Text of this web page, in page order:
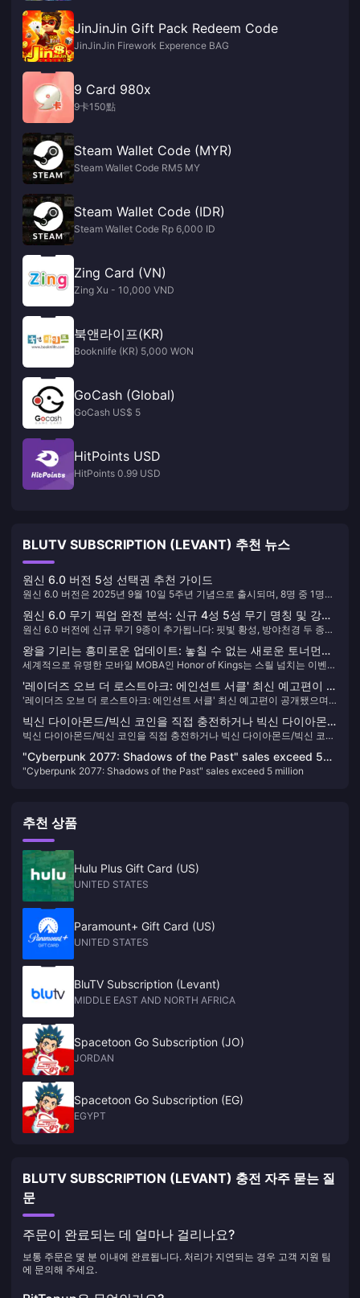
JinJinJin Gift Pack Redeem Code
JinJinJin Firework Experence BAG
9 Card 980x
9卡150點
Steam Wallet Code (MYR)
Steam Wallet Code RM5 MY
Steam Wallet Code (IDR)
Steam Wallet Code Rp 6,000 ID
Zing Card (VN)
Zing Xu - 10,000 VND
북앤라이프(KR)
Booknlife (KR) 5,000 WON
GoCash (Global)
GoCash US$ 5
HitPoints USD
HitPoints 0.99 USD
BLUTV SUBSCRIPTION (LEVANT) 추천 뉴스
원신 6.0 버전 5성 선택권 추천 가이드
원신 6.0 버전은 2025년 9월 10일 5주년 기념으로 출시되며, 8명 중 1명의
택하고, 성능을 중시하는 플레이어는 타이나리, 각청 또는 모나를 선택하
며, 숙련된 플레이어는 자신의 파티를 보강하는 방향으로 선택하세요.
원신 6.0 무기 픽업 완전 분석: 신규 4성 5성 무기 명칭 및 강도
순위표
원신 6.0 버전에 신규 무기 9종이 추가됩니다: 핏빛 황성, 방야천경 두 종의
예정이며, 달의 개화 및 달의 감전 반응 메커니즘을 중심으로 설계되었습니
다.
왕을 기리는 흥미로운 업데이트: 놓칠 수 없는 새로운 토너먼트
와 이벤트!
세계적으로 유명한 모바일 MOBA인 Honor of Kings는 스릴 넘치는 이벤트
고 있습니다. 모든 팬이 알아야 할 최신 업데이트는 다음과 같습니다.
'레이더즈 오브 더 로스트아크: 에인션트 서클' 최신 예고편이 공
개됐으며, 연내 출시 예정이다.
'레이더즈 오브 더 로스트아크: 에인션트 서클' 최신 예고편이 공개됐으며,
빅신 다이아몬드/빅신 코인을 직접 충전하거나 빅신 다이아몬
드/빅신 코인을 직접 입금하는 방법
빅신 다이아몬드/빅신 코인을 직접 충전하거나 빅신 다이아몬드/빅신 코인
"Cyberpunk 2077: Shadows of the Past" sales exceed 5
million
"Cyberpunk 2077: Shadows of the Past" sales exceed 5 million
추천 상품
Hulu Plus Gift Card (US)
UNITED STATES
Paramount+ Gift Card (US)
UNITED STATES
BluTV Subscription (Levant)
MIDDLE EAST AND NORTH AFRICA
Spacetoon Go Subscription (JO)
JORDAN
Spacetoon Go Subscription (EG)
EGYPT
BLUTV SUBSCRIPTION (LEVANT) 충전 자주 묻는 질
문
주문이 완료되는 데 얼마나 걸리나요?
보통 주문은 몇 분 이내에 완료됩니다. 처리가 지연되는 경우 고객 지원 팀
에 문의해 주세요.